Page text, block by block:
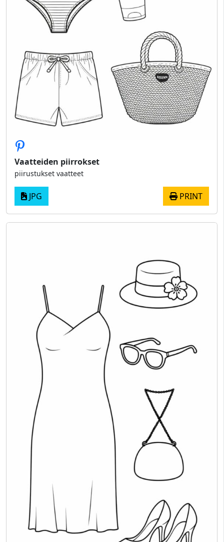
Vaatteiden piirrokset
piirustukset vaatteet
JPG PRINT